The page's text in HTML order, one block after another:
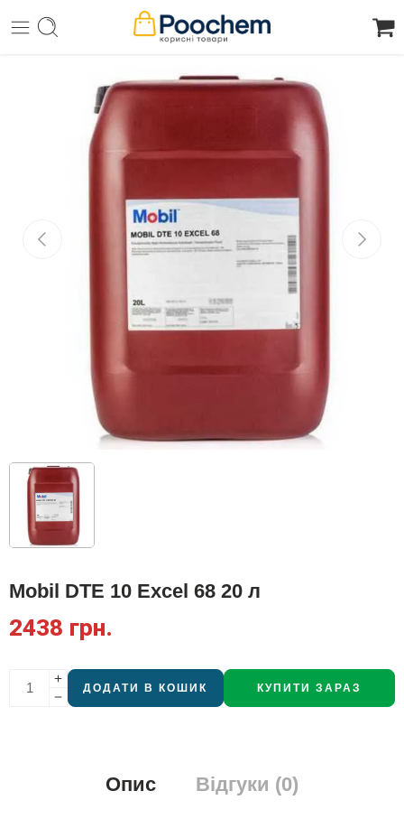
Mobil DTE 10 Excel 68 20 л
2438 грн.
ДОДАТИ В КОШИК КУПИТИ ЗАРАЗ
Опис Відгуки (0)